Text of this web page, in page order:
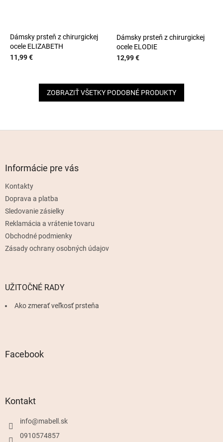
Dámsky prsteň z chirurgickej
ocele ELIZABETH
11,99 €
Dámsky prsteň z chirurgickej
ocele ELODIE
12,99 €
ZOBRAZIŤ VŠETKY PODOBNÉ PRODUKTY
Informácie pre vás
Kontakty
Doprava a platba
Sledovanie zásielky
Reklamácia a vrátenie tovaru
Obchodné podmienky
Zásady ochrany osobných údajov
UŽITOČNÉ RADY
Ako zmerať veľkosť prsteňa
Facebook
Kontakt
info@mabell.sk
0910574857